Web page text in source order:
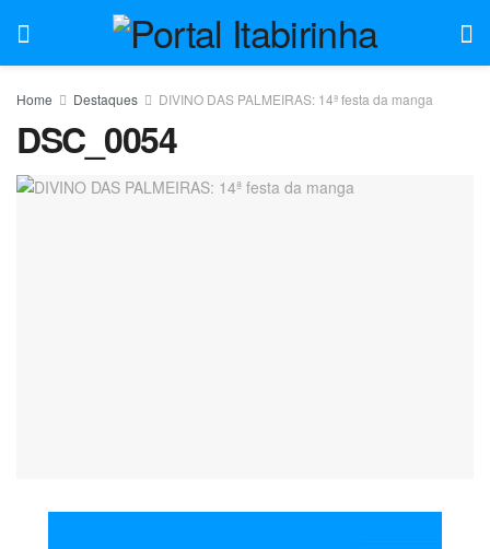
Home Destaques DIVINO DAS PALMEIRAS: 14ª festa da manga
DSC_0054